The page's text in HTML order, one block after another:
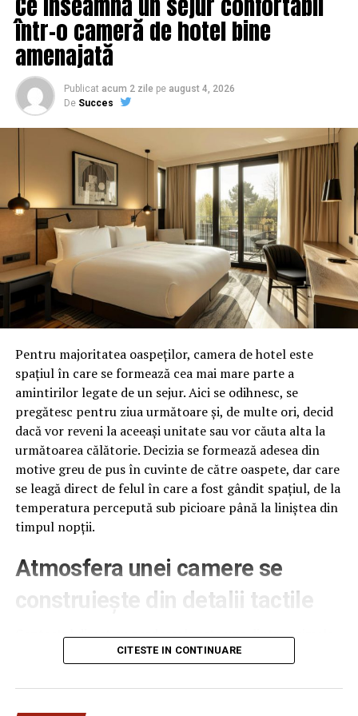
ARTICOLE PE ACEIASI TEMA: PRIMA
URMATORUL
Amenzile sunt uriașe / Comisarul de Prahova –
Comisarul de Prahova
NU RATATI
Atac necruțător la Guvern! Corina Crețu arată cifrele
dezastrului pentru România | Capitala24
într-o cameră de hotel bine
amenajată
Publicat acum 2 zile pe august 4, 2026
De Succes
Pentru majoritatea oaspeților, camera de hotel este
spațiul în care se formează cea mai mare parte a
amintirilor legate de un sejur. Aici se odihnesc, se
pregătesc pentru ziua următoare și, de multe ori, decid
dacă vor reveni la aceeași unitate sau vor căuta alta la
următoarea călătorie. Decizia se formează adesea din
motive greu de pus în cuvinte de către oaspete, dar care
se leagă direct de felul în care a fost gândit spațiul, de la
temperatura percepută sub picioare până la liniștea din
timpul nopții.
Atmosfera unei camere se
construiește din detalii tactile
Contactul direct cu pardoseala este una dintre primele
senzații fizice pe care le are un oaspete atunci când
pe drum, seara târziu. Textura și moliciunea potrivite,
oferite democheta hotel
CITESTE IN CONTINUARE